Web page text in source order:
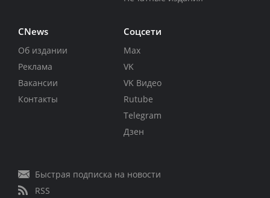
CNews
Об издании
Реклама
Вакансии
Контакты
Соцсети
Max
VK
VK Видео
Rutube
Telegram
Дзен
Быстрая подписка на новости
RSS